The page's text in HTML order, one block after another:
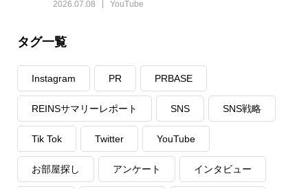
2026.07.08 YouTube
タグ一覧
Instagram PR PRBASE
REINSサマリーレポート SNS SNS戦略
Tik Tok Twitter YouTube
お部屋探し アンケート インタビュー